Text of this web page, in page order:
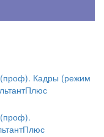
Кадры (режим